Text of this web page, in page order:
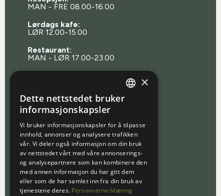
MAN - FRE 08.00-16.00
Lørdags kafe:
LØR 12.00-15.00
Restaurant:
MAN - LØR 17.00-23.00
Reserver bord
BESTILLING
Bestill bord
Bestill en opplevelse
NORWEGIAN
×
Dette nettstedet bruker
informasjonskapsler
Vi bruker informasjonskapsler for å tilpasse
innhold, annonser og analysere trafikken
vår. Vi deler også informasjon om din bruk
av nettstedet vårt med våre annonserings-
og analysepartnere som kan kombinere den
med annen informasjon du har gitt dem
eller som de har samlet inn fra din bruk av
tjenestene deres. Personvernerklæring